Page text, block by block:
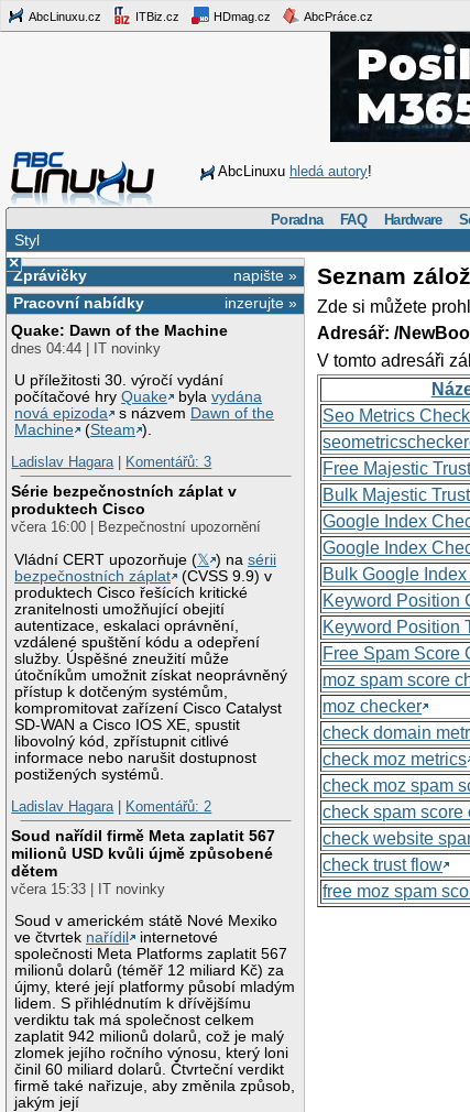
AbcLinuxu.cz ITBiz.cz HDmag.cz AbcPráce.cz
AbcLinuxu hledá autory!
Poradna FAQ Hardware
Styl
×
napište »
Zprávičky
inzerujte »
Pracovní nabídky
Quake: Dawn of the Machine
dnes 04:44 | IT novinky
U příležitosti 30. výročí vydání
počítačové hryQuake bylavydána
nová epizoda
s názvem Dawn of the
Machine
(Steam ).
Ladislav Hagara| Komentářů: 3
Série bezpečnostních záplat v
produktech Cisco
včera 16:00 | Bezpečnostní upozornění
Vládní CERT upozorňuje (𝕏 ) nasérii
bezpečnostních záplat
(CVSS 9.9) v
produktech Cisco řešících kritické
zranitelnosti umožňující obejití
autentizace, eskalaci oprávnění,
vzdálené spuštění kódu a odepření
služby. Úspěšné zneužití může
útočníkům umožnit získat neoprávněný
přístup k dotčeným systémům,
kompromitovat zařízení Cisco Catalyst
SD-WAN a Cisco IOS XE, spustit
libovolný kód, zpřístupnit citlivé
informace nebo narušit dostupnost
postižených systémů.
Ladislav Hagara| Komentářů: 2
Soud nařídil firmě Meta zaplatit 567
milionů USD kvůli újmě způsobené
dětem
včera 15:33 | IT novinky
Soud v americkém státě Nové Mexiko
ve čtvrtek nařídil
internetové
společnosti Meta Platforms zaplatit 567
milionů dolarů (téměř 12 miliard Kč) za
újmy, které její platformy působí mladým
lidem. S přihlédnutím k dřívějšímu
verdiktu tak má společnost celkem
zaplatit 942 milionů dolarů, což je malý
zlomek jejího ročního výnosu, který loni
činil 60 miliard dolarů. Čtvrteční verdikt
firmě také nařizuje, aby změnila způsob,
jakým její
Seznam
Zde si můžete
Adresář: /
V tomto adresáři
Seo Metrics
Free Majestic
Bulk Majestic
Google Index
Google Index
Bulk Google
Keyword Position
Keyword Position
Free Spam Score
moz spam score
moz checker
check domain
check moz metrics
check moz spam
check spam score
check website
check trust flow
free moz spam